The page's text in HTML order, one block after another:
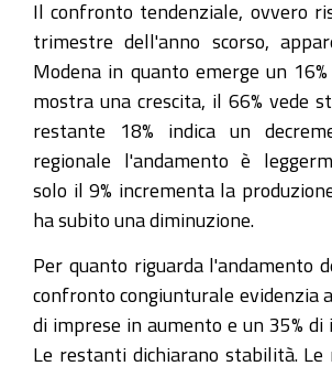
Il confronto tendenziale, ovvero
trimestre dell'anno scorso,
Modena in quanto emerge un
mostra una crescita, il 66% vede
restante 18% indica un
regionale l'andamento è
solo il 9% incrementa la
ha subito una diminuzione.
Per quanto riguarda l'andamento
confronto congiunturale evidenzia
di imprese in aumento e un 35% di
Le restanti dichiarano stabilità. Le